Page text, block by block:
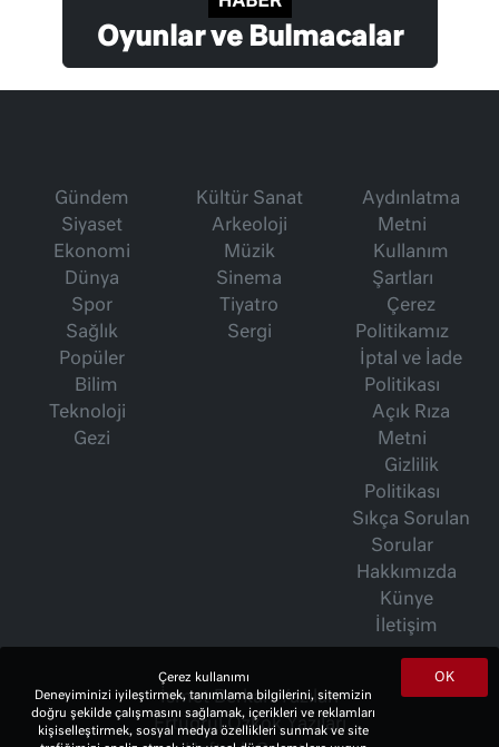
Oyunlar ve Bulmacalar
Gündem
Siyaset
Ekonomi
Dünya
Spor
Sağlık
Popüler
Bilim
Teknoloji
Gezi
Kültür Sanat
Arkeoloji
Müzik
Sinema
Tiyatro
Sergi
Aydınlatma
Metni
Kullanım
Şartları
Çerez
Politikamız
İptal ve İade
Politikası
Açık Rıza
Metni
Gizlilik
Politikası
Sıkça Sorulan
Sorular
Hakkımızda
Künye
İletişim
İsmet Berkan Yazıları
Ertuğrul Özkök Yazıları
OK
Çerez kullanımı
Deneyiminizi iyileştirmek, tanımlama bilgilerini, sitemizin
doğru şekilde çalışmasını sağlamak, içerikleri ve reklamları
kişiselleştirmek, sosyal medya özellikleri sunmak ve site